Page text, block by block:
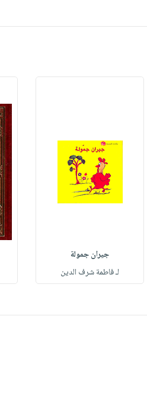
جيران جمولة
لـ فاطمة شرف الدين